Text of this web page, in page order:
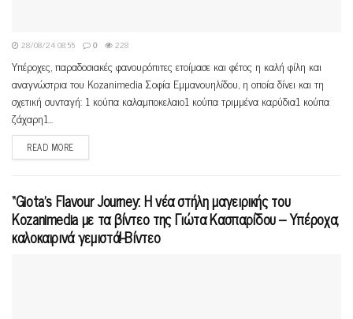
28/08/24 08:55 0 228
Υπέροχες, παραδοσιακές φανουρόπιτες ετοίμασε και φέτος η καλή φίλη και
αναγνώστρια του Κοzanimedia Σοφία Εμμανουηλίδου, η οποία δίνει και τη
σχετική συνταγή: 1 κούπα καλαμποκελαιο1 κούπα τριμμένα καρύδια1 κούπα
ζάχαρη1...
READ MORE
“Giota’s Flavour Journey: Η νέα στήλη μαγειρικής του
Kozanimedia με τα βίντεο της Γιώτα Κασπαρίδου – Υπέροχα,
καλοκαιρινά γεμιστά!-Βίντεο